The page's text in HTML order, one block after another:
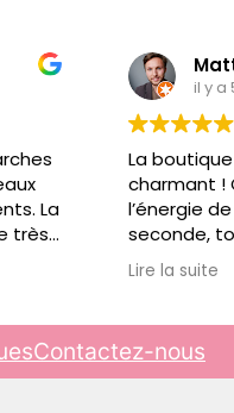
La
très
il y a
La
charmant !
l’énergie
seconde,
que les
Au delà de
a des
Bref bien +
lieu de
Lire la suite
Contactez-nous